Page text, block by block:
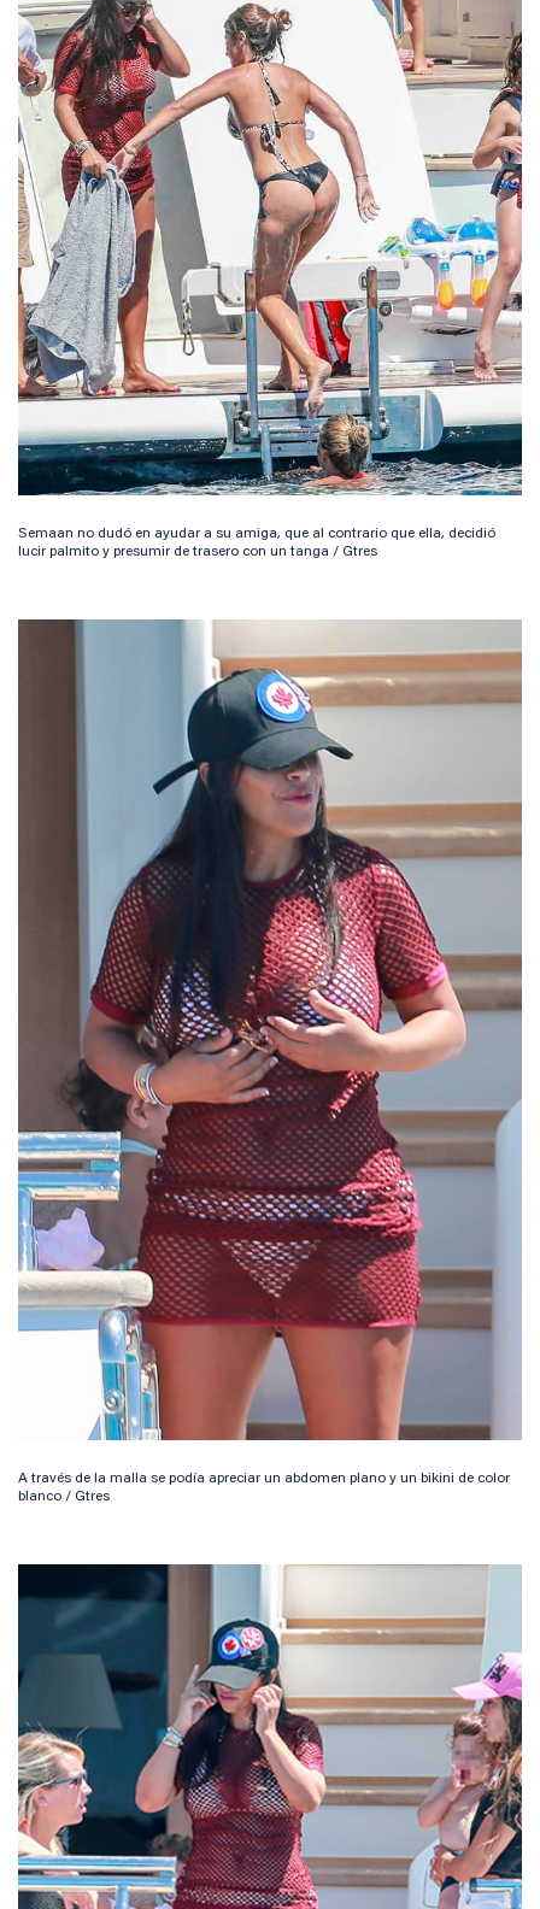
Semaan no dudó en ayudar a su amiga, que al contrario que ella, decidió
lucir palmito y presumir de trasero con un tanga / Gtres
A través de la malla se podía apreciar un abdomen plano y un bikini de color
blanco / Gtres